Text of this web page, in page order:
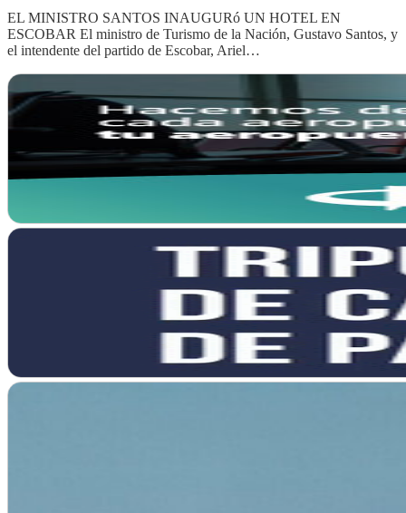
EL MINISTRO SANTOS INAUGURó UN HOTEL EN
ESCOBAR El ministro de Turismo de la Nación, Gustavo Santos, y
el intendente del partido de Escobar, Ariel…